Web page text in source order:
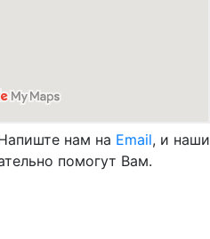
нам на Email, и наши
помогут Вам.